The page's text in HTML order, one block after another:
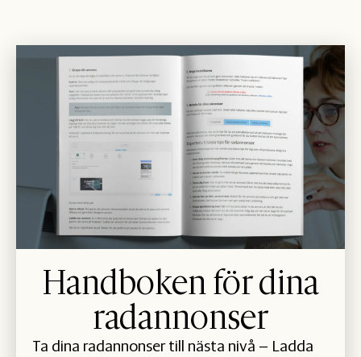
Handboken för dina
radannonser
Ta dina radannonser till nästa nivå – Ladda